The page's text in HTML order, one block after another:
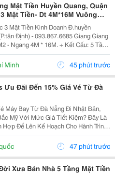
Mặt Tiền Huyền Quang, Quận
Mặt Tiền- Dt 4M*16M Vuông
Giang Giang Xem Nhà
3 Mặt Tiền Kinh Doanh Đ.huyền
Định) - 093.867.6685 Giang Giang
- Ngang 4M * 16M. + Kết Cấu: 5 Tầng
- 5Pn. + Sổ Hồng Vuông Đẹp -
+ Chủ Chào: 25T. *...
Minh 45 phút trước
Ưu Đãi Đến 15% Giá Vé Từ Đà
Máy Bay Từ Đà Nẵng Đi Nhật Bản,
Mỹ Với Mức Giá Tiết Kiệm? Đây Là
Để Lên Kế Hoạch Cho Hành Trình
Năm 2027. China Airlines Ưu Đãi Đến
Đà Nẵng Cho Nhiều Điểm Đến Quốc
47 phút trước
Xưa Bán Nhà 5 Tầng Mặt Tiền